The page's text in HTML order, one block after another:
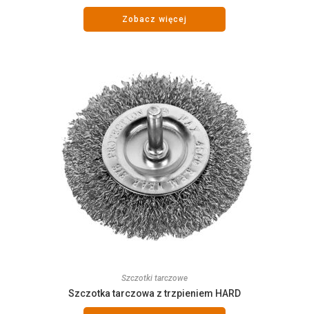
Zobacz więcej
Szczotki tarczowe
Szczotka tarczowa z trzpieniem HARD